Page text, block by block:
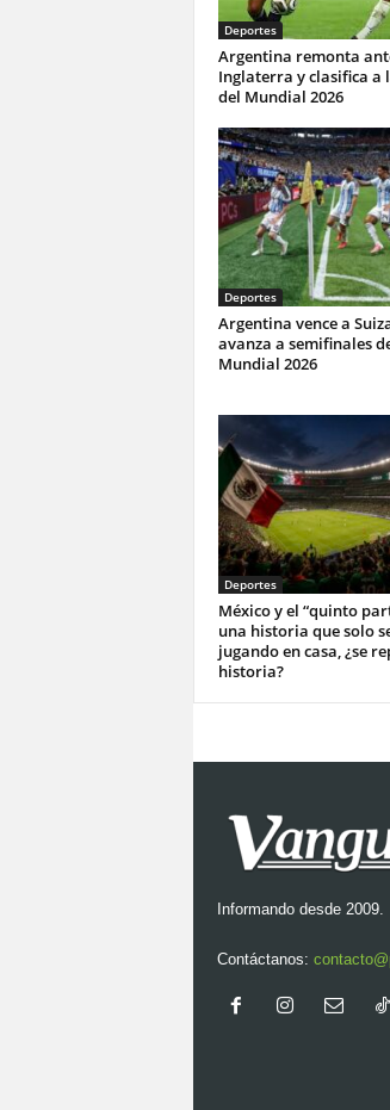
Deportes
Argentina remonta
Inglaterra y clasifica a
del Mundial 2026
Deportes
Argentina vence a
avanza a semifinales
Mundial 2026
Deportes
México y el “quinto
una historia que solo
jugando en casa, ¿se
historia?
Informando desde 2009.
Contáctanos: